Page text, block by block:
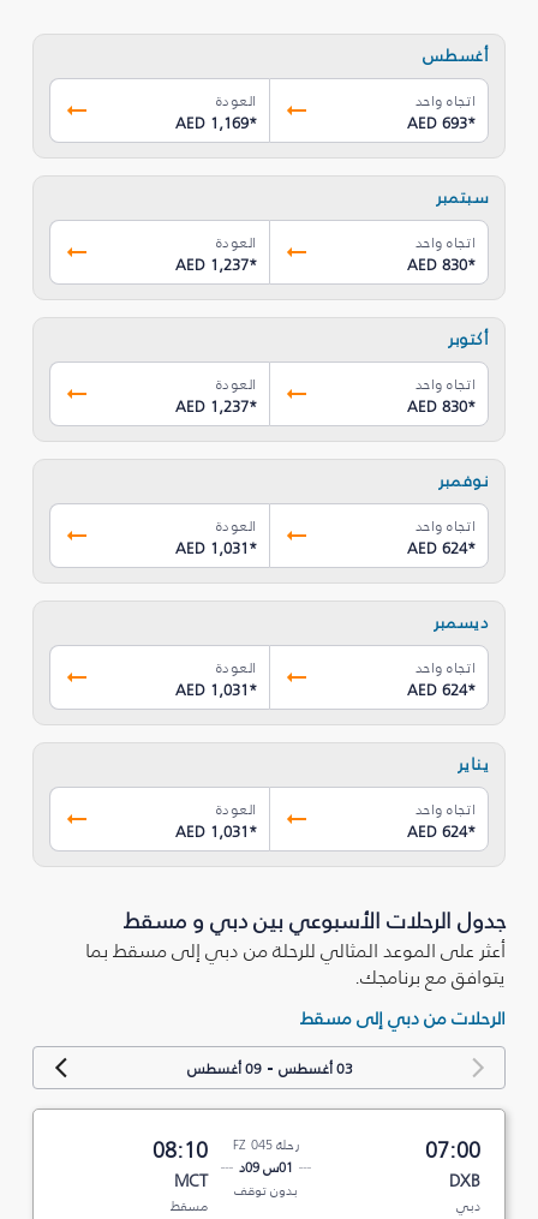
أغسطس
اتجاه واحد
AED 693*
العودة
AED 1,169*
سبتمبر
اتجاه واحد
AED 830*
العودة
AED 1,237*
أكتوبر
اتجاه واحد
AED 830*
العودة
AED 1,237*
نوفمبر
اتجاه واحد
AED 624*
العودة
AED 1,031*
ديسمبر
اتجاه واحد
AED 624*
العودة
AED 1,031*
يناير
اتجاه واحد
AED 624*
العودة
AED 1,031*
جدول الرحلات الأسبوعي بين دبي و مسقط
أعثر على الموعد المثالي للرحلة من دبي إلى مسقط بما
يتوافق مع برنامجك.
الرحلات من دبي إلى مسقط
03 أغسطس -09 أغسطس
07:00
DXB
دبي
رحلة FZ 045
01س 09د
بدون توقف
08:10
MCT
مسقط